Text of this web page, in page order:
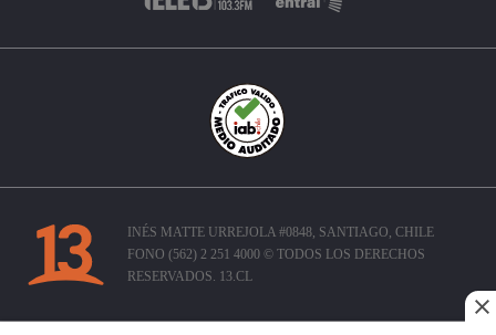
INÉS MATTE URREJOLA #0848, SANTIAGO, CHILE
FONO (562) 2 251 4000 © TODOS LOS DERECHOS
RESERVADOS. 13.CL